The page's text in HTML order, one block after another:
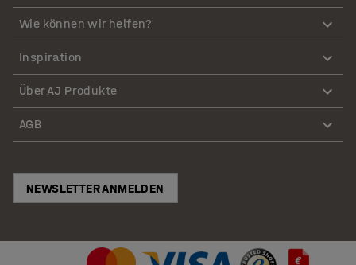
Wie können wir helfen?
Inspiration
Über AJ Produkte
AGB
NEWSLETTER ANMELDEN